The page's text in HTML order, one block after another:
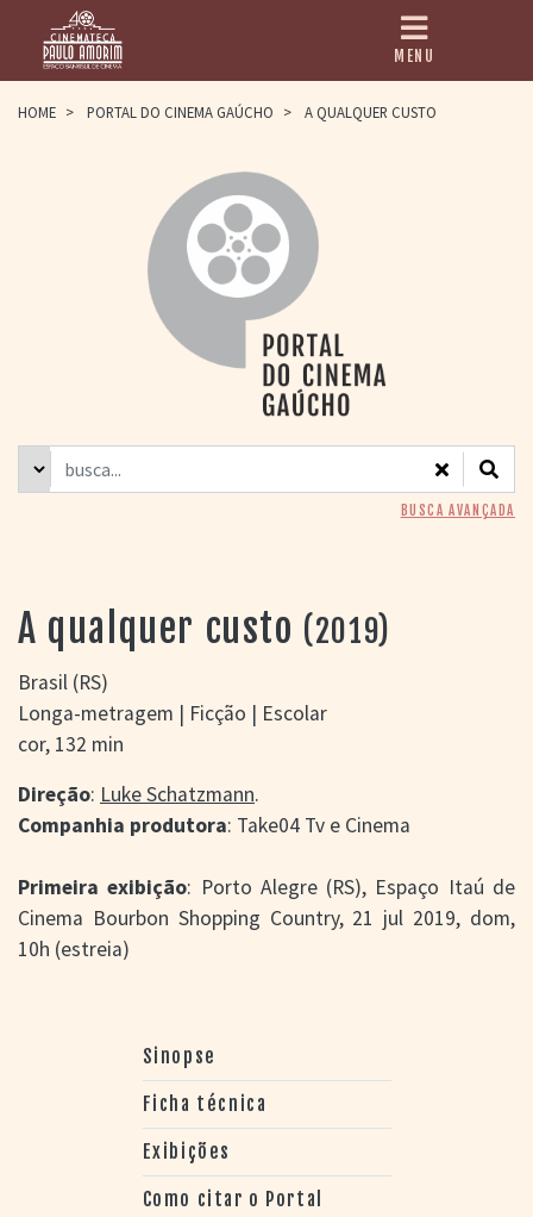
HOME
PAULO AMORIM
> HISTÓRIA
> HOMENAGEADOS
> EQUIPE
> ASSOCIAÇÃO DOS
> BIBLIOTECA
ROMEU GRIMALDI
CARTAZ
> GRADE SEMANAL
> PREÇOS E
PORTAL DO
CINEMA GAÚCHO
> BUSCA AVANÇADA
> LISTA DE FILMES
> FILMOGRAFIAS DE
> DISCOGRAFIAS
> BIBLIOGRAFIAS
LOCALIZAÇÃO
MENU
HOME > PORTAL DO CINEMA GAÚCHO > A QUALQUER CUSTO
BUSCA AVANÇADA
A qualquer custo (2019)
Brasil (RS)
Longa-metragem | Ficção | Escolar
cor, 132 min
Direção: Luke Schatzmann.
Companhia produtora: Take04 Tv e Cinema
Primeira exibição: Porto Alegre (RS), Espaço Itaú de
Cinema Bourbon Shopping Country, 21 jul 2019, dom,
10h (estreia)
Sinopse
Ficha técnica
Exibições
Como citar o Portal